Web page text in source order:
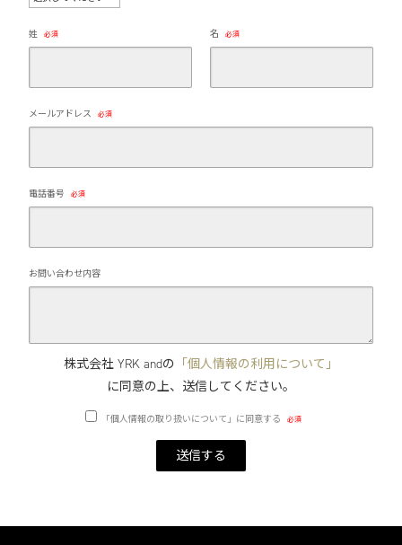
姓 必須 名 必須
メールアドレス 必須
電話番号 必須
お問い合わせ内容
株式会社 YRK andの 「個人情報の利用について」
に同意の上、送信してください。
「個人情報の取り扱いについて」に同意する 必須